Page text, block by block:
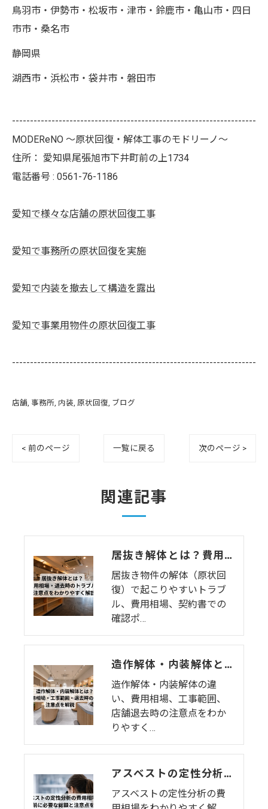
鳥羽市・伊勢市・松坂市・津市・鈴鹿市・亀山市・四日
市市・桑名市
静岡県
湖西市・浜松市・袋井市・磐田市
--------------------------------------------------------------------
MODEReNO ～原状回復・解体工事のモドリーノ～
住所： 愛知県尾張旭市下井町前の上1734
電話番号 : 0561-76-1186
愛知で様々な店舗の原状回復工事
愛知で事務所の原状回復を実施
愛知で内装を撤去して構造を露出
愛知で事業用物件の原状回復工事
--------------------------------------------------------------------
店舗 事務所 内装 原状回復 ブログ
< 前のページ 一覧に戻る 次のページ >
関連記事
居抜き解体とは？費用相場・退去時のトラブル・注意点をわかりやすく解説
居抜き物件の解体（原状回
復）で起こりやすいトラブ
ル、費用相場、契約書での
確認ポ…
造作解体・内装解体とは？費用相場・工事範囲・退去時の注意点を解説
造作解体・内装解体の違
い、費用相場、工事範囲、
店舗退去時の注意点をわか
りやすく…
アスベストの定性分析の費用相場は？解体前に必要な総額と注意点を解説
アスベストの定性分析の費